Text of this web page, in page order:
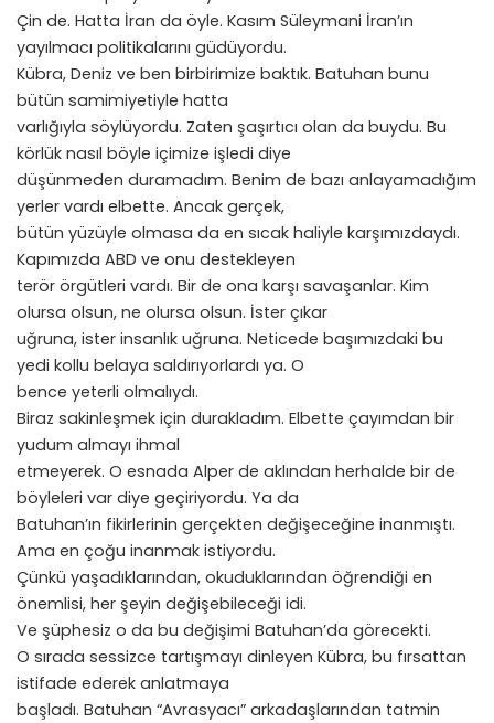
Çin de. Hatta İran da öyle. Kasım Süleymani İran’ın
yayılmacı politikalarını güdüyordu.
Kübra, Deniz ve ben birbirimize baktık. Batuhan bunu
bütün samimiyetiyle hatta
varlığıyla söylüyordu. Zaten şaşırtıcı olan da buydu. Bu
körlük nasıl böyle içimize işledi diye
düşünmeden duramadım. Benim de bazı anlayamadığım
yerler vardı elbette. Ancak gerçek,
bütün yüzüyle olmasa da en sıcak haliyle karşımızdaydı.
Kapımızda ABD ve onu destekleyen
terör örgütleri vardı. Bir de ona karşı savaşanlar. Kim
olursa olsun, ne olursa olsun. İster çıkar
uğruna, ister insanlık uğruna. Neticede başımızdaki bu
yedi kollu belaya saldırıyorlardı ya. O
bence yeterli olmalıydı.
Biraz sakinleşmek için durakladım. Elbette çayımdan bir
yudum almayı ihmal
etmeyerek. O esnada Alper de aklından herhalde bir de
böyleleri var diye geçiriyordu. Ya da
Batuhan’ın fikirlerinin gerçekten değişeceğine inanmıştı.
Ama en çoğu inanmak istiyordu.
Çünkü yaşadıklarından, okuduklarından öğrendiği en
önemlisi, her şeyin değişebileceği idi.
Ve şüphesiz o da bu değişimi Batuhan’da görecekti.
O sırada sessizce tartışmayı dinleyen Kübra, bu fırsattan
istifade ederek anlatmaya
başladı. Batuhan “Avrasyacı” arkadaşlarından tatmin